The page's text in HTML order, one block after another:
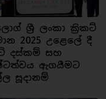
ශ්‍රී ලංකා ක්‍රිකට්
2025 උළෙලේ දී
දස්කම් සහ
ඇගයීමට
සූදානම්